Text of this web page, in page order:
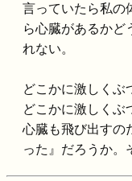
言っていたら私の
ら心臓があるかど
れない。
どこかに激しくぶ
どこかに激しくぶ
心臓も飛び出すの
った』だろうか。